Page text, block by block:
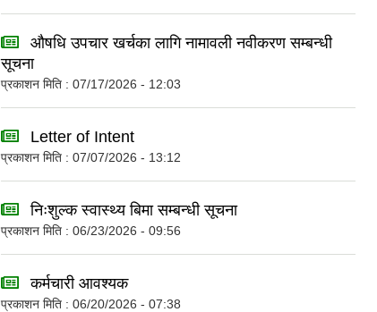
औषधि उपचार खर्चका लागि नामावली नवीकरण सम्बन्धी
सूचना
प्रकाशन मिति : 07/17/2026 - 12:03
Letter of Intent
प्रकाशन मिति : 07/07/2026 - 13:12
निःशुल्क स्वास्थ्य बिमा सम्बन्धी सूचना
प्रकाशन मिति : 06/23/2026 - 09:56
कर्मचारी आवश्यक
प्रकाशन मिति : 06/20/2026 - 07:38